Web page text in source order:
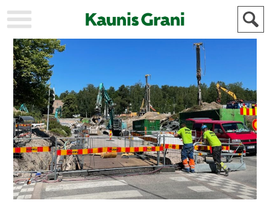
KAUPUNKI
AJANKOHTAISTA
AKTUELLT
URHEILU
IDROTT
KULTTUURI
KULTUR
HISTORIA
HISTORIA
YLEINEN
ALLMÄN
MAINOSTAJILLE
FÖR
ANNONSÖRER